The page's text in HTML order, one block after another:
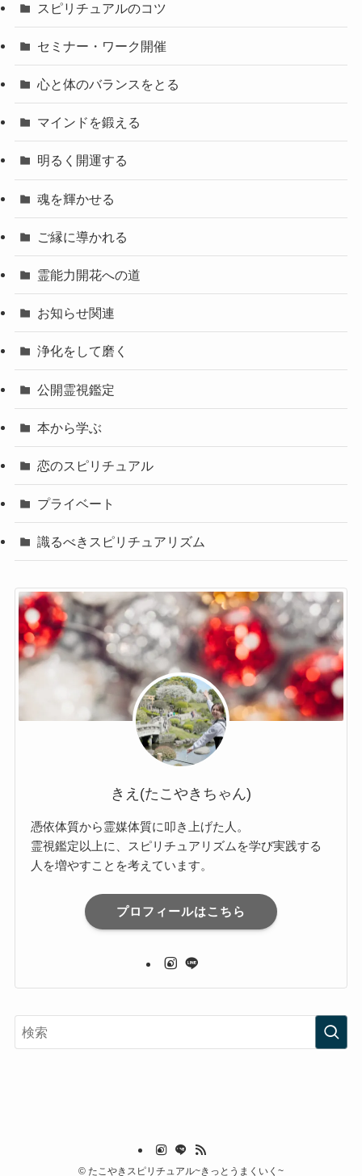
スピリチュアルのコツ
セミナー・ワーク開催
心と体のバランスをとる
マインドを鍛える
明るく開運する
魂を輝かせる
ご縁に導かれる
霊能力開花への道
お知らせ関連
浄化をして磨く
公開霊視鑑定
本から学ぶ
恋のスピリチュアル
プライベート
識るべきスピリチュアリズム
きえ(たこやきちゃん)
憑依体質から霊媒体質に叩き上げた人。
霊視鑑定以上に、スピリチュアリズムを学び実践する
人を増やすことを考えています。
プロフィールはこちら
© たこやきスピリチュアル~きっとうまくいく~